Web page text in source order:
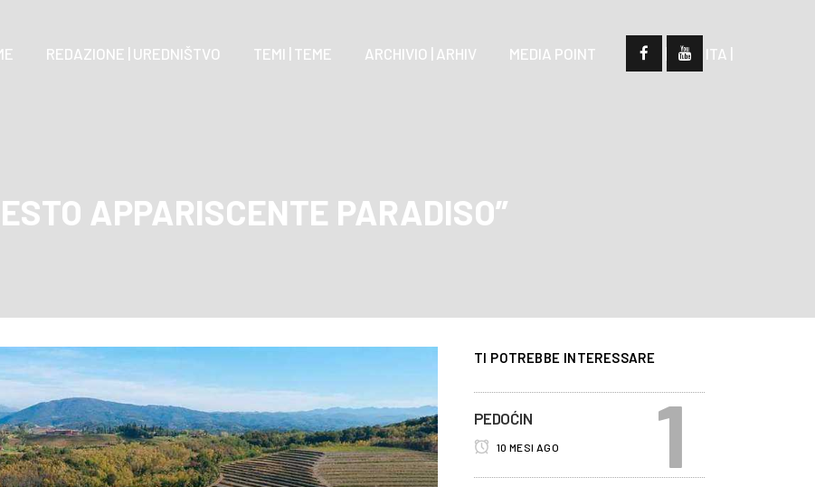
REDAZIONE | UREDNIŠTVO TEMI | TEME ARCHIVIO | ARHIV MEDIA POINT | SLO | | ITA |
APPARISCENTE PARADISO”
TI POTREBBE INTERESSARE
PEDOĆIN
10 MESI AGO